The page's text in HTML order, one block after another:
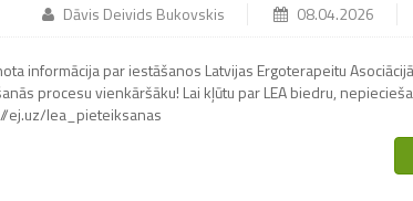
Dāvis Deivids Bukovskis 08.04.2026
informācija par iestāšanos Latvijas Ergoterapeitu
procesu vienkāršāku! Lai kļūtu par LEA biedru,
ej.uz/lea_pieteiksanas